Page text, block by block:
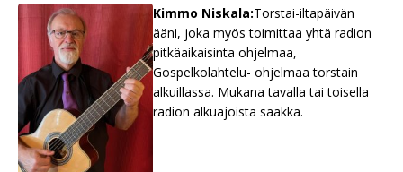
Kimmo Niskala:Torstai-iltapäivän
ääni, joka myös toimittaa yhtä radion
pitkäaikaisinta ohjelmaa,
Gospelkolahtelu- ohjelmaa torstain
alkuillassa. Mukana tavalla tai toisella
radion alkuajoista saakka.